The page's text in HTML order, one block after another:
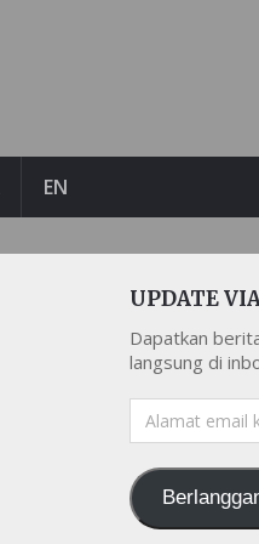
EN
UPDATE
Dapatkan
langsung di
Alamat
email